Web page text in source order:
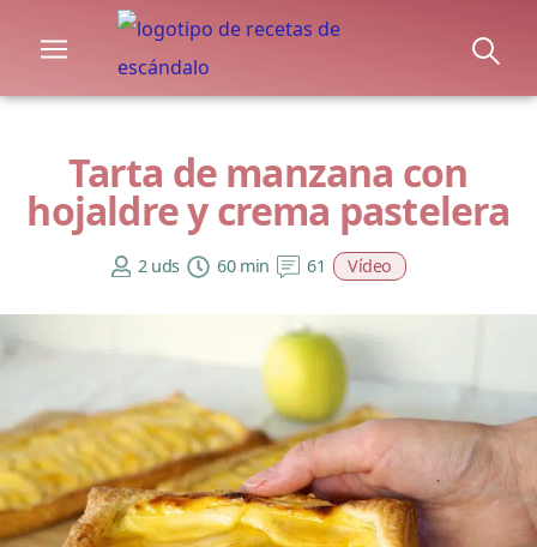
Tarta de manzana con
hojaldre y crema pastelera
2 uds 60 min 61 Vídeo